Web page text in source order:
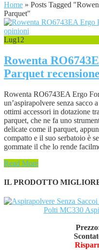
Home » Posts Tagged "
Parquet"
Lug12
Rowenta
Parquet
Rowenta RO6743EA Ergo
un’aspirapolvere senza sacco
ottimi accessori in dotazione
parquet, che ne fa uno
delicate come il parquet,
compatto e il suo serbatoio è
gommate il che lo rende
Read More
IL PRODOTTO
Polti MC330